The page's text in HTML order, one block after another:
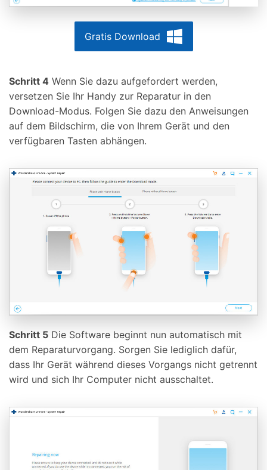
Gratis Download
Schritt 4 Wenn Sie dazu aufgefordert werden,
versetzen Sie Ihr Handy zur Reparatur in den
Download-Modus. Folgen Sie dazu den Anweisungen
auf dem Bildschirm, die von Ihrem Gerät und den
verfügbaren Tasten abhängen.
Schritt 5 Die Software beginnt nun automatisch mit
dem Reparaturvorgang. Sorgen Sie lediglich dafür,
dass Ihr Gerät während dieses Vorgangs nicht getrennt
wird und sich Ihr Computer nicht ausschaltet.